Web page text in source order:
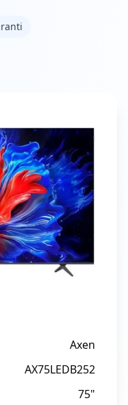
Axen
AX75LEDB252
75"